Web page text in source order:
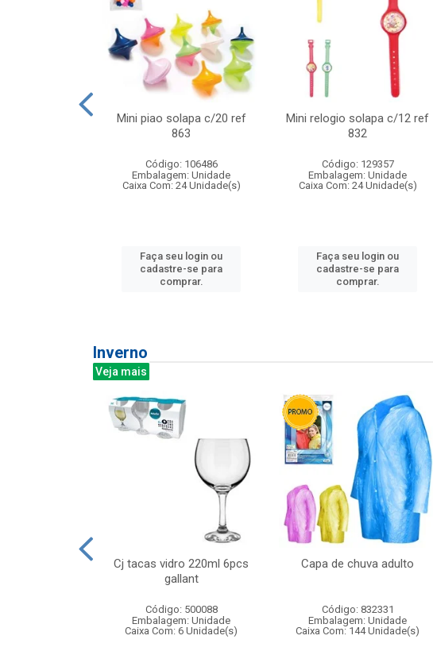
Mini piao solapa c/20 ref
863
Código: 106486
Embalagem: Unidade
Caixa Com: 24 Unidade(s)
Faça seu login ou
cadastre-se para
comprar.
Mini relogio solapa c/12 ref
832
Código: 129357
Embalagem: Unidade
Caixa Com: 24 Unidade(s)
Faça seu login ou
cadastre-se para
comprar.
Inverno
Veja mais
Cj tacas vidro 220ml 6pcs
gallant
Código: 500088
Embalagem: Unidade
Caixa Com: 6 Unidade(s)
Capa de chuva adulto
Código: 832331
Embalagem: Unidade
Caixa Com: 144 Unidade(s)